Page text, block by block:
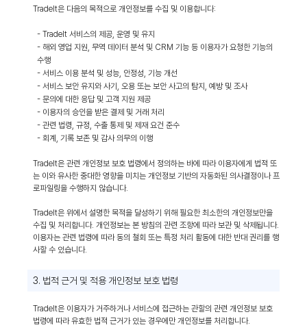
TradeIt은 다음의 목적으로 개인정보를 수집 및 이용합니다:
- TradeIt 서비스의 제공, 운영 및 유지
- 해외 영업 지원, 무역 데이터 분석 및 CRM 기능 등 이용자가 요청한 기능의
수행
- 서비스 이용 분석 및 성능, 안정성, 기능 개선
- 서비스 보안 유지와 사기, 오용 또는 보안 사고의 탐지, 예방 및 조사
- 문의에 대한 응답 및 고객 지원 제공
- 이용자의 승인을 받은 결제 및 거래 처리
- 관련 법령, 규정, 수출 통제 및 제재 요건 준수
- 회계, 기록 보존 및 감사 의무의 이행
TradeIt은 관련 개인정보 보호 법령에서 정의하는 바에 따라 이용자에게 법적 또
는 이와 유사한 중대한 영향을 미치는 개인정보 기반의 자동화된 의사결정이나 프
로파일링을 수행하지 않습니다.
TradeIt은 위에서 설명한 목적을 달성하기 위해 필요한 최소한의 개인정보만을
수집 및 처리합니다. 개인정보는 본 방침의 관련 조항에 따라 보관 및 삭제됩니다.
이용자는 관련 법령에 따라 동의 철회 또는 특정 처리 활동에 대한 반대 권리를 행
사할 수 있습니다.
3. 법적 근거 및 적용 개인정보 보호 법령
TradeIt은 이용자가 거주하거나 서비스에 접근하는 관할의 관련 개인정보 보호
법령에 따라 유효한 법적 근거가 있는 경우에만 개인정보를 처리합니다.